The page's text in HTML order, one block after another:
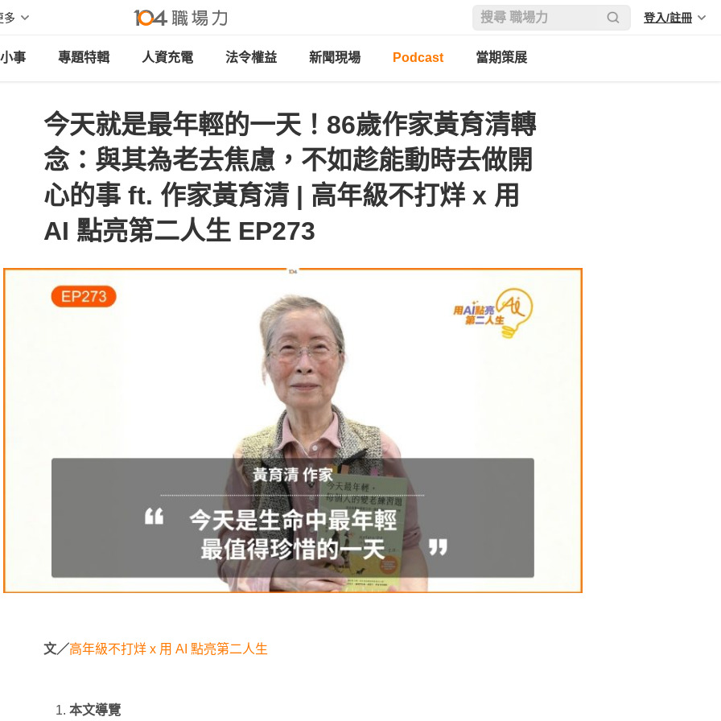
多 登入/註冊
事 專題特輯 人資充電 法令權益 新聞現場 Podcast 當期策展
今天就是最年輕的一天！86歲作家黃育清轉
念：與其為老去焦慮，不如趁能動時去做開
心的事 ft. 作家黃育清 | 高年級不打烊 x 用
AI 點亮第二人生 EP273
文／高年級不打烊 x 用 AI 點亮第二人生
本文導覽